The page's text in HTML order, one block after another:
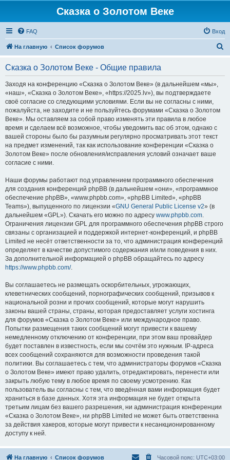
Сказка о Золотом Веке
FAQ Вход
На главную Список форумов
Сказка о Золотом Веке - Общие правила
Заходя на конференцию «Сказка о Золотом Веке» (в дальнейшем «мы»,
«наш», «Сказка о Золотом Веке», «https://2025.lv»), вы подтверждаете
своё согласие со следующими условиями. Если вы не согласны с ними,
пожалуйста, не заходите и не пользуйтесь форумами «Сказка о Золотом
Веке». Мы оставляем за собой право изменять эти правила в любое
время и сделаем всё возможное, чтобы уведомить вас об этом, однако с
вашей стороны было бы разумным регулярно просматривать этот текст
на предмет изменений, так как использование конференции «Сказка о
Золотом Веке» после обновления/исправления условий означает ваше
согласие с ними.
Наши форумы работают под управлением программного обеспечения
для создания конференций phpBB (в дальнейшем «они», «программное
обеспечение phpBB», «www.phpbb.com», «phpBB Limited», «phpBB
Teams»), выпущенного по лицензии «GNU General Public License v2» (в
дальнейшем «GPL»). Скачать его можно по адресу www.phpbb.com.
Ограничения лицензии GPL для программного обеспечения phpBB строго
связаны с организацией и поддержкой интернет-конференций, и phpBB
Limited не несёт ответственности за то, что администрация конференций
определяет в качестве допустимого содержания и/или поведения в них.
За дополнительной информацией о phpBB обращайтесь по адресу
https://www.phpbb.com/.
Вы соглашаетесь не размещать оскорбительных, угрожающих,
клеветнических сообщений, порнографических сообщений, призывов к
национальной розни и прочих сообщений, которые могут нарушить
законы вашей страны, страны, которая предоставляет услуги хостинга
для форумов «Сказка о Золотом Веке» или международное право.
Попытки размещения таких сообщений могут привести к вашему
немедленному отключению от конференции, при этом ваш провайдер
будет поставлен в известность, если мы сочтём это нужным. IP-адреса
всех сообщений сохраняются для возможности проведения такой
политики. Вы соглашаетесь с тем, что администраторы форумов «Сказка
о Золотом Веке» имеют право удалить, отредактировать, перенести или
закрыть любую тему в любое время по своему усмотрению. Как
пользователь вы согласны с тем, что введённая вами информация будет
храниться в базе данных. Хотя эта информация не будет открыта
третьим лицам без вашего разрешения, ни администрация конференции
«Сказка о Золотом Веке», ни phpBB Limited не может быть ответственна
за действия хакеров, которые могут привести к несанкционированному
доступу к ней.
На главную Список форумов Часовой пояс: UTC+03:00